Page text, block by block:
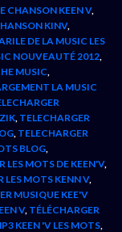
CHANSON KEEN V,
KINV,
DE LA MUSIC LES
NOUVEAUTÉ 2012
MUSIC
LA MUSIC
TELECHARGER
TELECHARGER
BLOG
LES MOTS DE KEEN'V,
LES MOTS KENN V,
MUSIQUE KEE'V
V, TÉLÉCHARGER
KEEN 'V LES MOTS